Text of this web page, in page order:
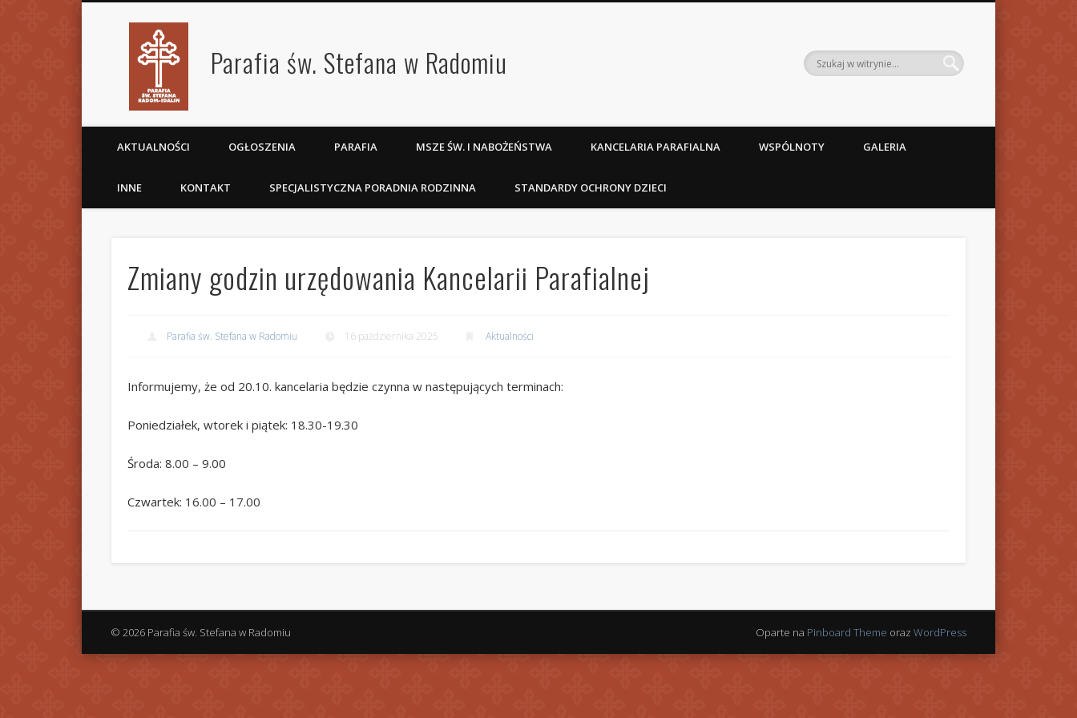
Parafia św. Stefana w Radomiu
AKTUALNOŚCI OGŁOSZENIA PARAFIA MSZE ŚW. I NABOŻEŃSTWA KANCELARIA PARAFIALNA WSPÓLNOTY GALERIA
INNE KONTAKT SPECJALISTYCZNA PORADNIA RODZINNA STANDARDY OCHRONY DZIECI
Zmiany godzin urzędowania Kancelarii Parafialnej
Parafia św. Stefana w Radomiu 16 października 2025 Aktualności
Informujemy, że od 20.10. kancelaria będzie czynna w następujących terminach:
Poniedziałek, wtorek i piątek: 18.30-19.30
Środa: 8.00 – 9.00
Czwartek: 16.00 – 17.00
© 2026 Parafia św. Stefana w Radomiu Oparte na Pinboard Theme oraz WordPress